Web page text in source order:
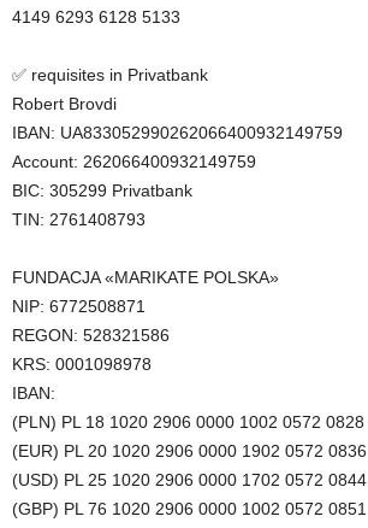
4149 6293 6128 5133
✅ requisites in Privatbank
Robert Brovdi
IBAN: UA833052990262066400932149759
Account: 262066400932149759
BIC: 305299 Privatbank
TIN: 2761408793
FUNDACJA «MARIKATE POLSKA»
NIP: 6772508871
REGON: 528321586
KRS: 0001098978
IBAN:
(PLN) PL 18 1020 2906 0000 1002 0572 0828
(EUR) PL 20 1020 2906 0000 1902 0572 0836
(USD) PL 25 1020 2906 0000 1702 0572 0844
(GBP) PL 76 1020 2906 0000 1002 0572 0851